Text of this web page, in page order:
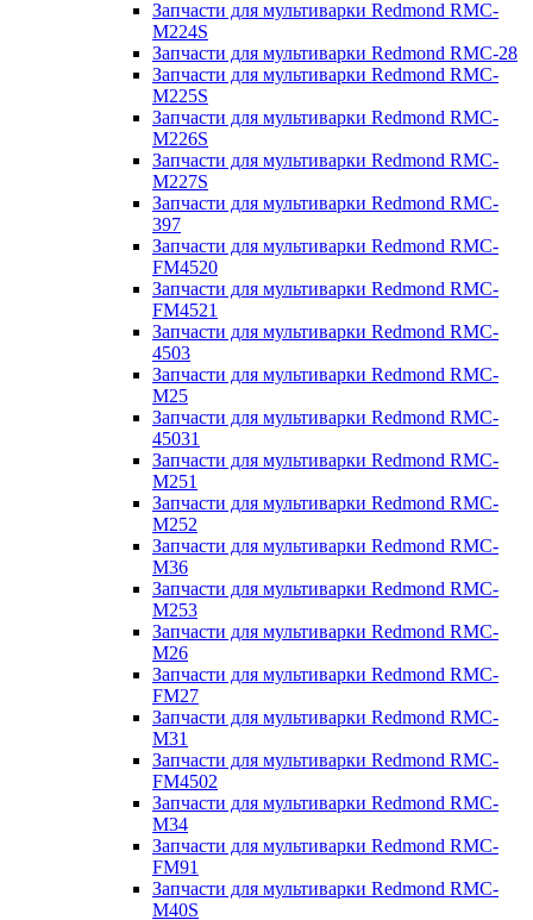
Запчасти для мультиварки Redmond RMC-
M224S
Запчасти для мультиварки Redmond RMC-28
Запчасти для мультиварки Redmond RMC-
M225S
Запчасти для мультиварки Redmond RMC-
M226S
Запчасти для мультиварки Redmond RMC-
M227S
Запчасти для мультиварки Redmond RMC-
397
Запчасти для мультиварки Redmond RMC-
FM4520
Запчасти для мультиварки Redmond RMC-
FM4521
Запчасти для мультиварки Redmond RMC-
4503
Запчасти для мультиварки Redmond RMC-
M25
Запчасти для мультиварки Redmond RMC-
45031
Запчасти для мультиварки Redmond RMC-
M251
Запчасти для мультиварки Redmond RMC-
M252
Запчасти для мультиварки Redmond RMC-
M36
Запчасти для мультиварки Redmond RMC-
M253
Запчасти для мультиварки Redmond RMC-
M26
Запчасти для мультиварки Redmond RMC-
FM27
Запчасти для мультиварки Redmond RMC-
M31
Запчасти для мультиварки Redmond RMC-
FM4502
Запчасти для мультиварки Redmond RMC-
M34
Запчасти для мультиварки Redmond RMC-
FM91
Запчасти для мультиварки Redmond RMC-
M40S